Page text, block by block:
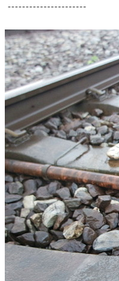
----------------------